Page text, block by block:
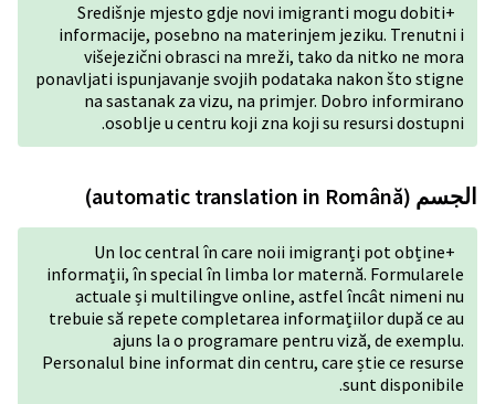
Središnje mjesto gdje
informacije, posebno na
višejezični obrasci na
ponavljati ispunjavanje
na sastanak za vizu,
osoblje u centru
Un loc central în
informații, în special în
actuale și multilingve
trebuie să repete
ajuns la o
Personalul bine informat